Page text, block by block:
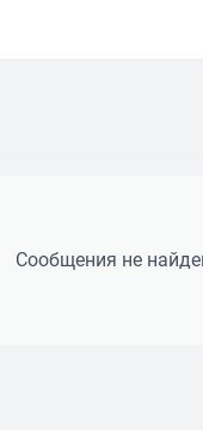
Сообщения не